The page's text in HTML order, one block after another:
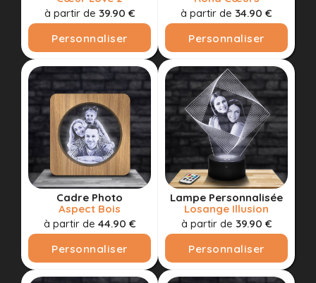
à partir de 39.90 €
Personnaliser
à partir de 34.90 €
Personnaliser
Cadre Photo
Aspect Bois
à partir de 44.90 €
Personnaliser
Lampe Personnalisée
Losange Illusion
à partir de 39.90 €
Personnaliser